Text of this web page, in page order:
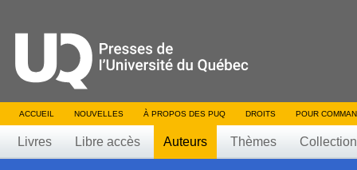
ACCUEIL NOUVELLES À PROPOS DES PUQ DROITS POUR
Livres Libre accès Auteurs Thèmes